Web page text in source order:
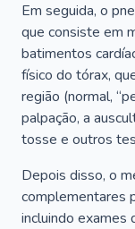
Em seguida, o
que consiste em
batimentos
físico do tórax,
região (normal,
palpação, a
tosse e outros
Depois disso, o
complementares
incluindo exames